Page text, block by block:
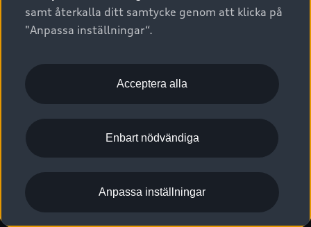
Audi Collection – livsstilsartiklar
Vanliga frågor
2G/3G nätet stängs ned - Hur påverkas min bil av detta?
myAudi
Pressmeddelanden
Nyhetsbrev
Vårt hållbarhetsarbete
Lediga tjänster huvudkontor
Lediga tjänster hos Audi Återförsäljare
Kommentar till mediauppgifter om dataläcka
Utgivare Juridiskt
Juridiskt Audi AG
Juridiskt Audi Digital Giveaway
Anpassa inställningar för cookies
Visselblåsarkanaler
samt återkalla ditt samtycke genom att klicka på
"Anpassa inställningar“.
Acceptera alla
Enbart nödvändiga
Anpassa inställningar